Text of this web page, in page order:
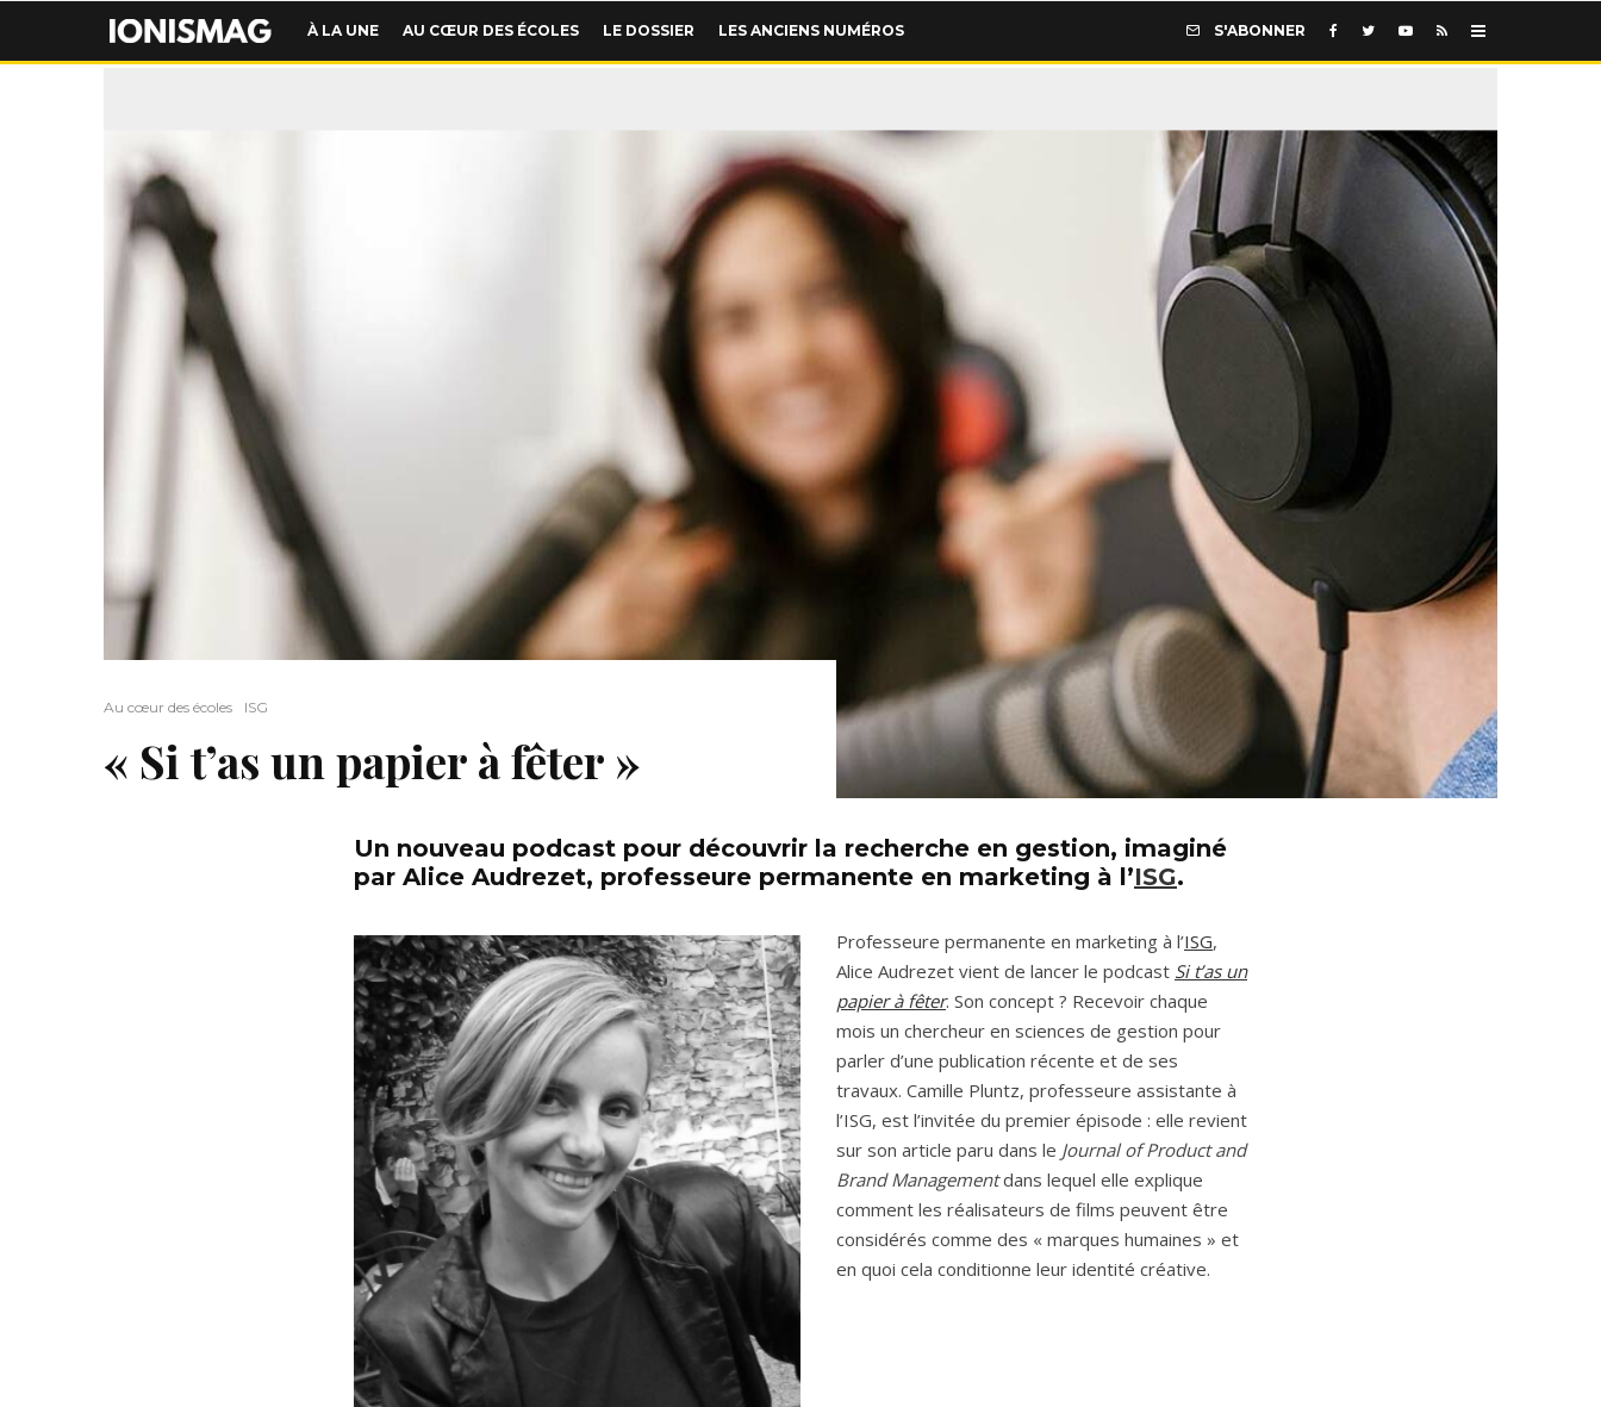
À LA UNE AU CŒUR DES ÉCOLES LE DOSSIER LES ANCIENS NUMÉROS S'ABONNER
Au cœur des écoles ISG
« Si t’as un papier à fêter »
Un nouveau podcast pour découvrir la recherche en gestion, imaginé
par Alice Audrezet, professeure permanente en marketing à l’ISG.
Professeure permanente en marketing à l’ISG,
Alice Audrezet vient de lancer le podcast Si t’as un
papier à fêter. Son concept ? Recevoir chaque
mois un chercheur en sciences de gestion pour
parler d’une publication récente et de ses
travaux. Camille Pluntz, professeure assistante à
l’ISG, est l’invitée du premier épisode : elle revient
sur son article paru dans le Journal of Product and
Brand Managementdans lequel elle explique
comment les réalisateurs de films peuvent être
considérés comme des « marques humaines » et
en quoi cela conditionne leur identité créative.